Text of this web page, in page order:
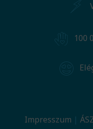
100
Impresszum